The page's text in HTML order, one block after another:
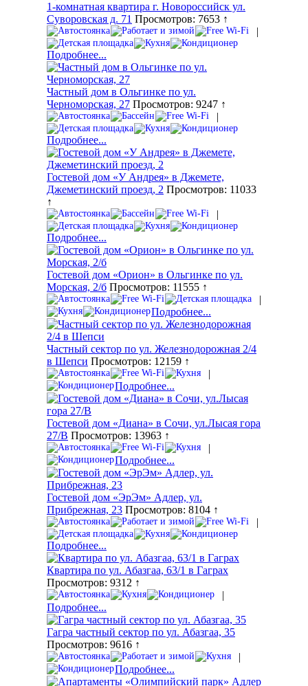
1-комнатная квартира г. Новороссийск ул.
Суворовская д. 71 Просмотров: 7653 ↑
|
Подробнее...
Частный дом в Ольгинке по ул.
Черноморская, 27 Просмотров: 9247 ↑
|
Подробнее...
Гостевой дом «У Андрея» в Джемете,
Джеметинский проезд, 2 Просмотров: 11033
↑
|
Подробнее...
Гостевой дом «Орион» в Ольгинке по ул.
Морская, 2/б Просмотров: 11555 ↑
|
Подробнее...
Частный сектор по ул. Железнодорожная 2/4
в Шепси Просмотров: 12159 ↑
|
Подробнее...
Гостевой дом «Диана» в Сочи, ул.Лысая гора
27/В Просмотров: 13963 ↑
|
Подробнее...
Гостевой дом «ЭрЭм» Адлер, ул.
Прибрежная, 23 Просмотров: 8104 ↑
|
Подробнее...
Квартира по ул. Абазгаа, 63/1 в Гаграх
Просмотров: 9312 ↑
|
Подробнее...
Гагра частный сектор по ул. Абазгаа, 35
Просмотров: 9616 ↑
|
Подробнее...